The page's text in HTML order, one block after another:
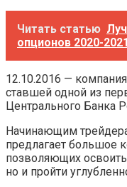
Читать статью
опционов 2020-2021
12.10.2016 —
ставшей одной из
Центрального Банка
Начинающим
предлагает большое
позволяющих
но и пройти